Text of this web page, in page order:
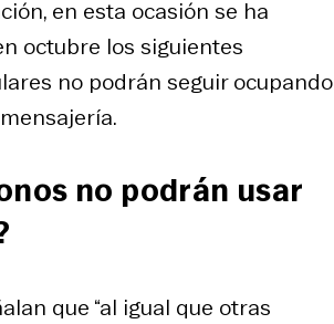
en esta ocasión se ha
octubre los siguientes
no podrán seguir ocupando
no podrán usar
que “al igual que otras